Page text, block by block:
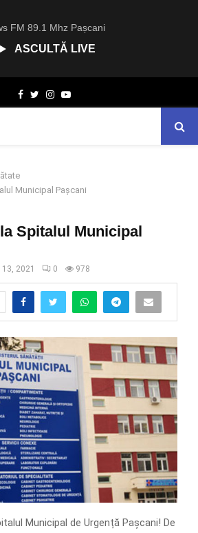
FM 89.1 Mhz Pașcani
ASCULTĂ LIVE
Facebook
TwitterInstagram
Youtube
Municipal Pașcani
Spitalul Municipal
2021 0 978
Municipal de Urgență Pașcani! De